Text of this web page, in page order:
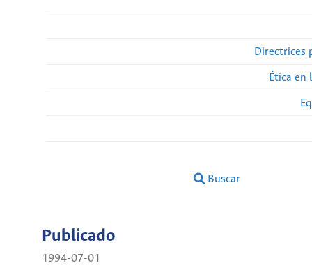
Directrices
Ética en
Buscar
Publicado
1994-07-01